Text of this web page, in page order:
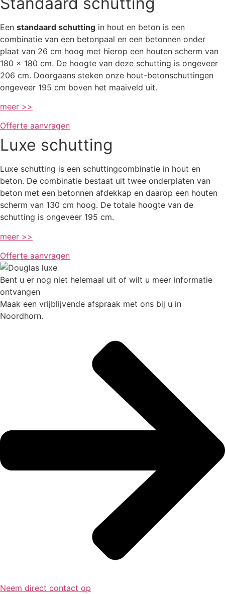
Een standaard schutting in hout en beton is een
combinatie van een betonpaal en een betonnen onder
plaat van 26 cm hoog met hierop een houten scherm van
180 x 180 cm. De hoogte van deze schutting is ongeveer
206 cm. Doorgaans steken onze hout-betonschuttingen
ongeveer 195 cm boven het maaiveld uit.
meer >>
Offerte aanvragen
Luxe schutting
Luxe schutting is een schuttingcombinatie in hout en
beton. De combinatie bestaat uit twee onderplaten van
beton met een betonnen afdekkap en daarop een houten
scherm van 130 cm hoog. De totale hoogte van de
schutting is ongeveer 195 cm.
meer >>
Offerte aanvragen
Bent u er nog niet helemaal uit of wilt u meer informatie
ontvangen
Maak een vrijblijvende afspraak met ons bij u in
Noordhorn.
Neem direct contact op